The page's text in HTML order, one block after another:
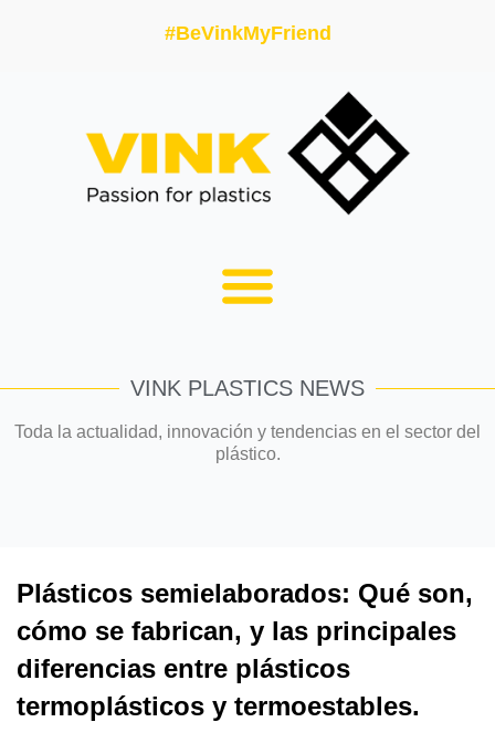
#BeVinkMyFriend
VINK PLASTICS NEWS
Toda la actualidad, innovación y tendencias en el sector del
plástico.
Plásticos semielaborados: Qué son,
cómo se fabrican, y las principales
diferencias entre plásticos
termoplásticos y termoestables.